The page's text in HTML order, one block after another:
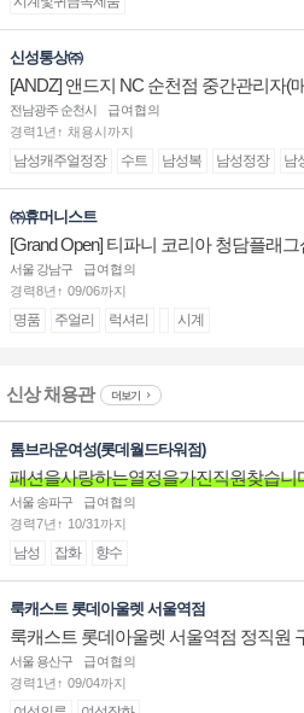
신성통상㈜
[ANDZ] 앤드지 NC 순천점 중간관리자(
전남광주 순천시
급여협의
경력1년↑ 채용시까지
남성캐주얼정장 수트 남성복 남성정장 남
㈜휴머니스트
[Grand Open] 티파니 코리아 청담플래
계대전 판매사원 채용
서울 강남구
급여협의
경력8년↑ 09/06까지
명품 주얼리 럭셔리 시계
신상 채용관 더보기
톰브라운여성(롯데월드타워점)
패션을사랑하는열정을가진직원찾습니
서울 송파구
급여협의
경력7년↑ 10/31까지
남성 잡화 향수
룩캐스트 롯데아울렛 서울역점
룩캐스트 롯데아울렛 서울역점 정직원
서울 용산구
급여협의
경력1년↑ 09/04까지